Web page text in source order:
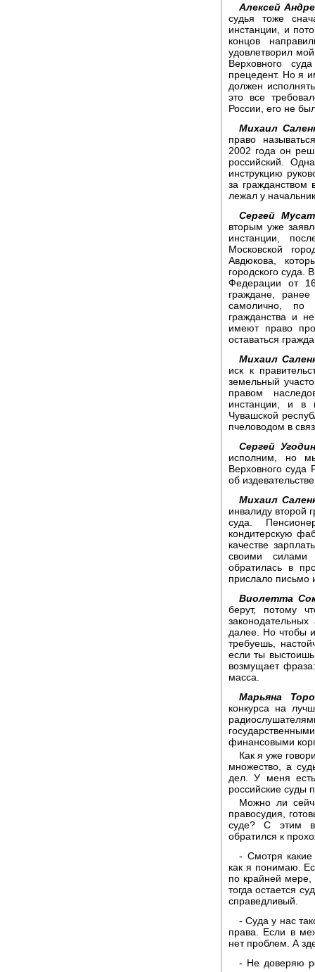
Алексей
судья тоже
инстанции, и
концов
удовлетворил
Верховного
прецедент. Но я
должен
это все
России, его не
Михаил
право
2002 года он
российский.
инструкцию
за
лежал у
Сергей
вторым уже
инстанции,
Московской
Авдюкова,
городского суда.
Федерации от
граждане,
самолично, по
гражданства и
имеют право
оставаться
Михаил
иск к
земельный
правом
инстанции, и в
Чувашской
пчеловодом в
Сергей
исполним, но
Верховного суда
об
Михаил
инвалиду второй
суда.
кондитерскую
качестве
своими силами
обратилась в
прислало письмо
Виолетта
берут, потому
далее. Но чтобы
требуешь,
если ты
возмущает
масса.
Марьяна
конкурса на
финансовыми
Как я уже
множество, а
дел. У меня
российские суды
Можно ли
правосудия,
суде? С этим
обратился к
- Смотря
как я понимаю.
по крайней мере,
тогда остается
справедливый.
- Суда у нас
права. Если в
нет проблем. А
- Не доверяю